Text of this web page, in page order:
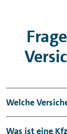
Welche
Um Ihr Auto
Was ist eine